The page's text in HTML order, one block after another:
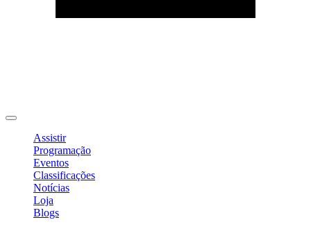
Assistir
Programação
Eventos
Classificações
Notícias
Loja
Blogs